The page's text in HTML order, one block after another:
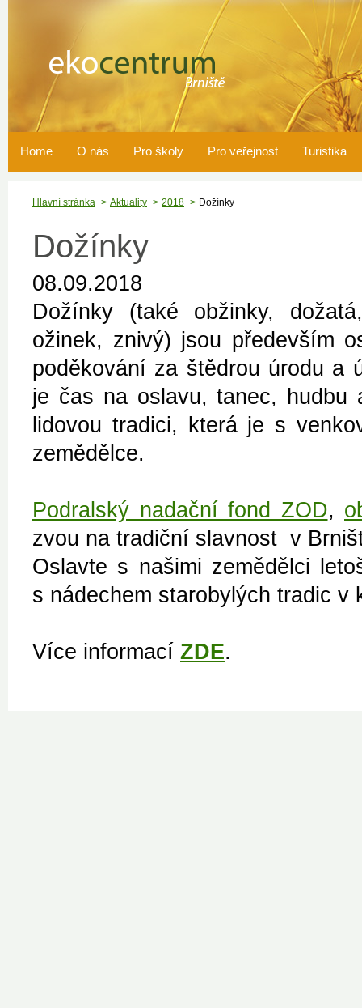
Home O nás Pro školy Pro veřejnost Turistika
Hlavní stránka Aktuality 2018 Dožínky
Dožínky
08.09.2018
Dožínky (také obžinky,
ožinek, znivý) jsou především
poděkování za štědrou úrodu a
je čas na oslavu, tanec, hudbu
lidovou tradici, která je s
zemědělce.
Podralský nadační fond ZOD,
zvou na tradiční slavnost v
Oslavte s našimi zemědělci
s nádechem starobylých tradic
Více informací ZDE.